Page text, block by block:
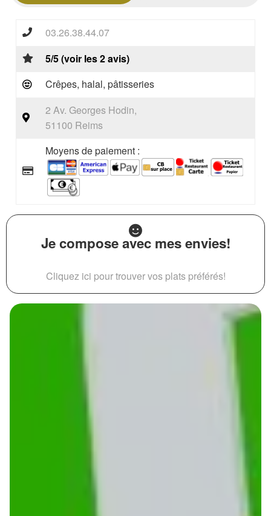
03.26.38.44.07
5/5 (voir les 2 avis)
Crêpes, halal, pâtisseries
2 Av. Georges Hodin,
51100 Reims
Moyens de paiement :
Je compose avec mes envies!
Cliquez ici pour trouver vos plats préférés!